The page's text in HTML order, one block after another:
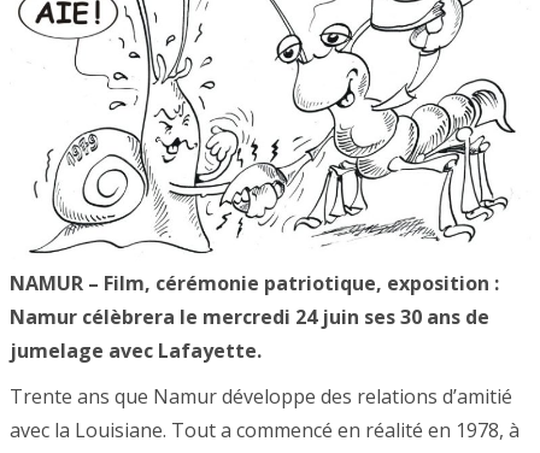
NAMUR– Film, cérémonie patriotique, exposition :
Namur célèbrera le mercredi 24 juin ses 30 ans de
jumelage avec Lafayette.
Trente ans que Namur développe des relations d’amitié
avec la Louisiane. Tout a commencé en réalité en 1978, à